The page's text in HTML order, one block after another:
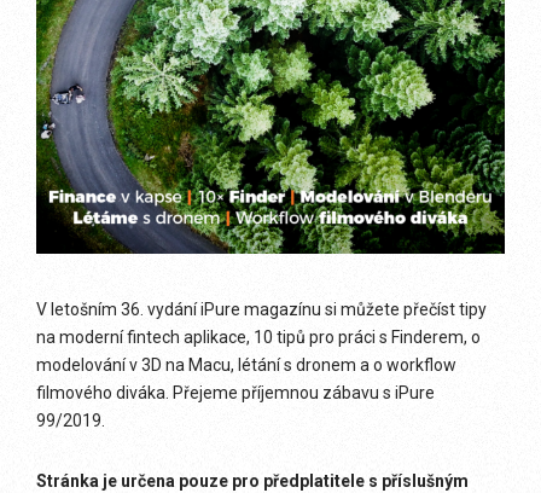
V letošním 36. vydání iPure magazínu si můžete přečíst tipy
na moderní fintech aplikace, 10 tipů pro práci s Finderem, o
modelování v 3D na Macu, létání s dronem a o workflow
filmového diváka. Přejeme příjemnou zábavu s iPure
99/2019.
Stránka je určena pouze pro předplatitele s příslušným